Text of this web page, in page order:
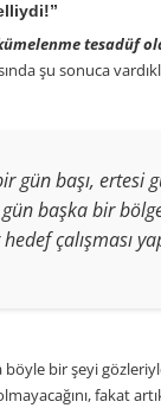
tesadüf
şu sonuca
gün başı, ertesi
başka bir
çalışması
böyle bir şeyi
fakat